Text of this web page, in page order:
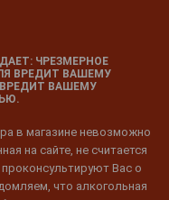
ЧРЕЗМЕРНОЕ
ВРЕДИТ ВАШЕМУ
ВАШЕМУ
в магазине невозможно
на сайте, не считается
Вас о
что алкогольная